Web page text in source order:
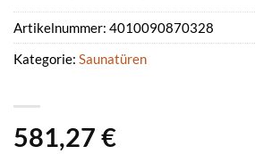
581,27 €
Artikelnummer: 4010090870328
Kategorie: Saunatüren